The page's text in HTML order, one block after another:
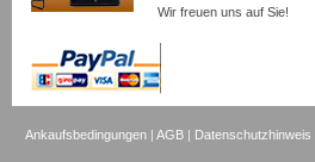
Wir freuen uns auf Sie!
Ankaufsbedingungen |AGB | Datenschutzhinweis